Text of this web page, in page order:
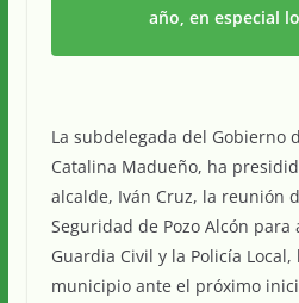
año, en especial
La subdelegada del Gobierno
Catalina Madueño, ha
alcalde, Iván Cruz, la reunión
Seguridad de Pozo Alcón
Guardia Civil y la Policía
municipio ante el próximo